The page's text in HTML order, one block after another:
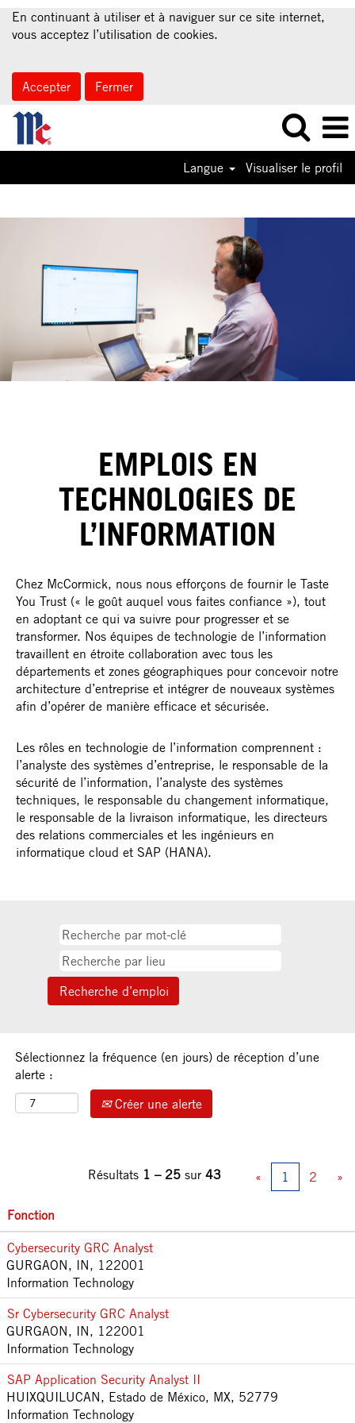
En continuant à utiliser et à naviguer sur ce site internet,
vous acceptez l’utilisation de cookies.
Accepter Fermer
Langue Visualiser le profil
EMPLOIS EN
TECHNOLOGIES DE
L’INFORMATION
Chez McCormick, nous nous efforçons de fournir le Taste
You Trust (« le goût auquel vous faites confiance »), tout
en adoptant ce qui va suivre pour progresser et se
transformer. Nos équipes de technologie de l’information
travaillent en étroite collaboration avec tous les
départements et zones géographiques pour concevoir notre
architecture d’entreprise et intégrer de nouveaux systèmes
afin d’opérer de manière efficace et sécurisée.
Les rôles en technologie de l’information comprennent :
l’analyste des systèmes d’entreprise, le responsable de la
sécurité de l’information, l’analyste des systèmes
techniques, le responsable du changement informatique,
le responsable de la livraison informatique, les directeurs
des relations commerciales et les ingénieurs en
informatique cloud et SAP (HANA).
Sélectionnez la fréquence (en jours) de réception d’une
alerte :
Créer une alerte
Résultats 1 – 25 sur 43 « 1 2 »
Fonction
Cybersecurity GRC Analyst
GURGAON, IN, 122001
Information Technology
Sr Cybersecurity GRC Analyst
GURGAON, IN, 122001
Information Technology
SAP Application Security Analyst II
HUIXQUILUCAN, Estado de México, MX, 52779
Information Technology